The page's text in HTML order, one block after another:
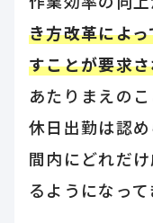
き方改革によ
すことが要求
あたりまえの
休日出勤は認
間内にどれだ
るようになって